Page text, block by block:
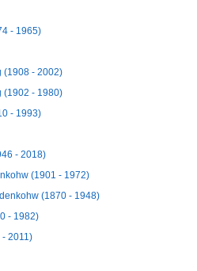
- 1965)
(1908 - 2002)
(1902 - 1980)
- 1993)
- 2018)
(1901 - 1972)
(1870 - 1948)
- 1982)
- 2011)